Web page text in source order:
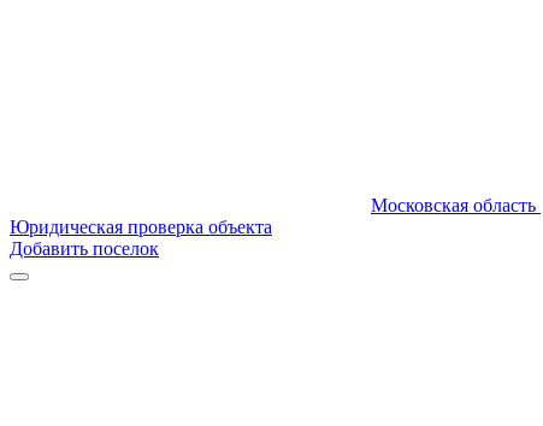
Московская область
Юридическая проверка объекта
Добавить поселок